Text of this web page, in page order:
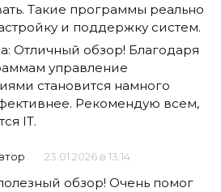
Такие программы реально
и поддержку систем.
Отличный обзор! Благодаря
управление
становится намного
Рекомендую всем,
IT.
23.01.2026 в 13:14
обзор! Очень помог